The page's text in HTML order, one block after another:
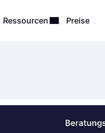
Ressourcen Preise